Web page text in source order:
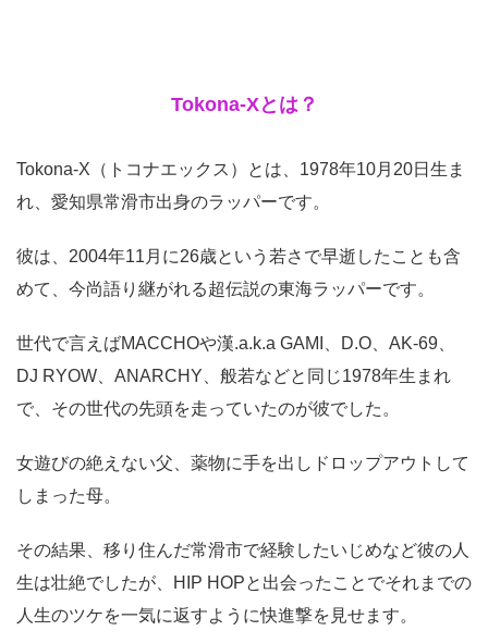
Tokona-Xとは？
Tokona-X（トコナエックス）とは、1978年10月20日生ま
れ、愛知県常滑市出身のラッパーです。
彼は、2004年11月に26歳という若さで早逝したことも含
めて、今尚語り継がれる超伝説の東海ラッパーです。
世代で言えばMACCHOや漢.a.k.a GAMI、D.O、AK-69、
DJ RYOW、ANARCHY、般若などと同じ1978年生まれ
で、その世代の先頭を走っていたのが彼でした。
女遊びの絶えない父、薬物に手を出しドロップアウトして
しまった母。
その結果、移り住んだ常滑市で経験したいじめなど彼の人
生は壮絶でしたが、HIP HOPと出会ったことでそれまでの
人生のツケを一気に返すように快進撃を見せます。